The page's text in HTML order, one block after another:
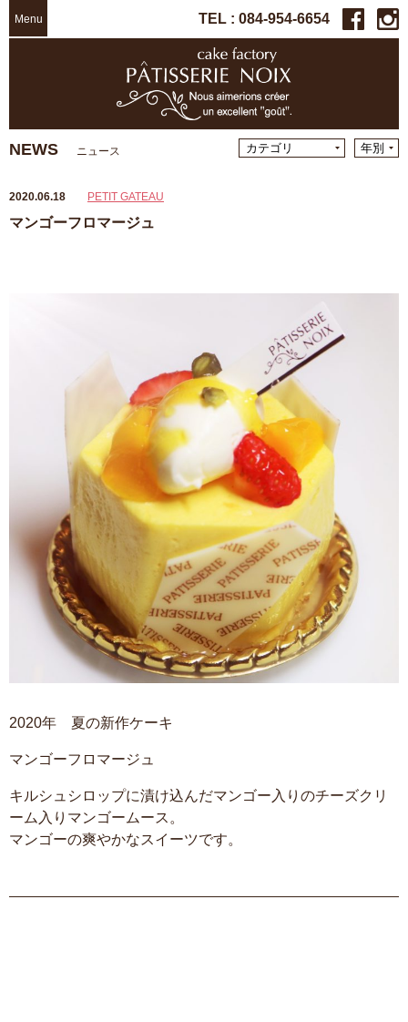
Menu TEL : 084-954-6654
NEWS ニュース
2020.06.18 PETIT GATEAU
マンゴーフロマージュ
2020年 夏の新作ケーキ
マンゴーフロマージュ
キルシュシロップに漬け込んだマンゴー入りのチーズクリ
ーム入りマンゴームース。
マンゴーの爽やかなスイーツです。